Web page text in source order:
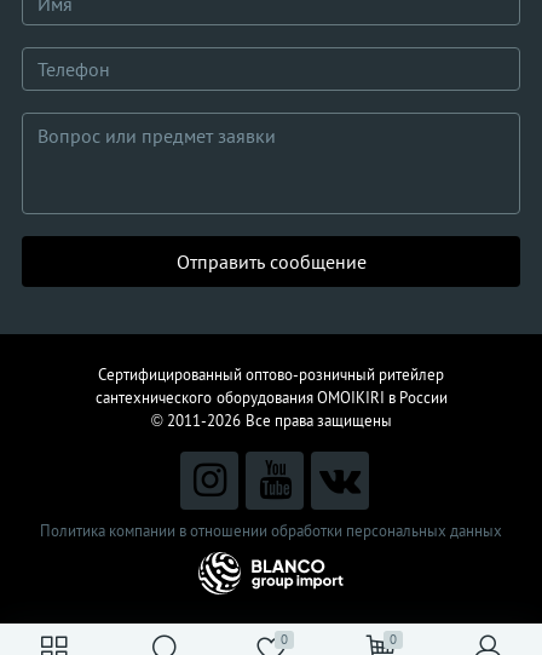
0 0
Отправить сообщение
Сертифицированный оптово-розничный ритейлер
сантехнического оборудованияOMOIKIRI в России
© 2011-2026 Все права защищены
Политика компании в отношении обработки персональных данных